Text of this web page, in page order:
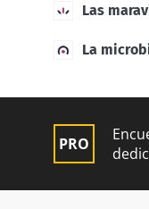
Las
La